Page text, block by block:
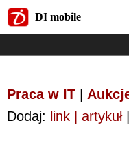
DI mobile
Praca w IT
Dodaj: link | artykuł|
DI mobile